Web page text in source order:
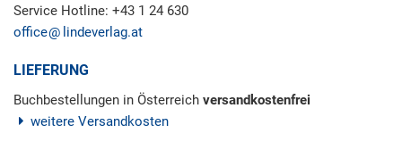
Service Hotline: +43 1 24 630
office
lindeverlag.at
LIEFERUNG
Buchbestellungen in Österreich versandkostenfrei
weitere Versandkosten